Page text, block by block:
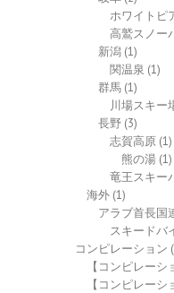
ホワイトピ
高鷲スノー
新潟 (1)
関温泉 (1)
群馬 (1)
川場スキー
長野 (3)
志賀高原 (1)
熊の湯 (1)
竜王スキー
海外 (1)
アラブ首長国
スキードバ
コンピレーション
【コンピレーシ
【コンピレー